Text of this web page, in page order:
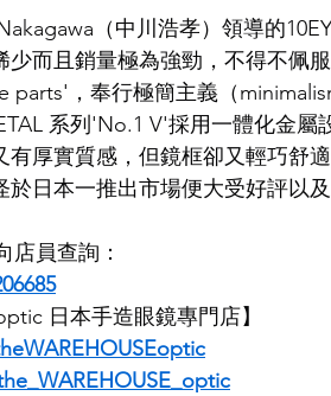
AKIRA AND SONS DITA
LUNOR 杉本圭
（中川浩孝）領導的
少而且銷量極為強勁，不得不佩
，奉行極簡主義（
系列'No.1 V'採用一體化金
有厚實質感，但鏡框卻又輕巧舒
日本一推出市場便大受好評以及
店員查詢：
日本手造眼鏡專門店】